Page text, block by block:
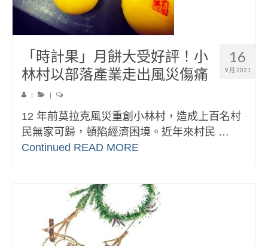
16
9 月 2021
「時計果」月餅大受好評！小
林村以部落產業走出風災傷痛
12 年前莫拉克風災重創小林村，造成上百名村
民無家可歸，頓陷經濟困境。近年來村民 …
Continued READ MORE